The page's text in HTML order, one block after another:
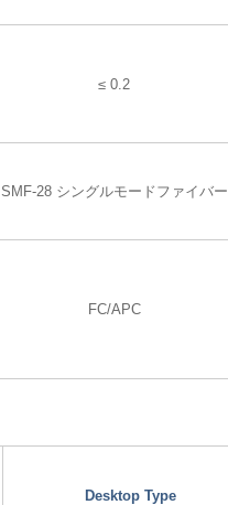
≤ 0.2
SMF-28 シングルモードファイバー
FC/APC
Desktop Type